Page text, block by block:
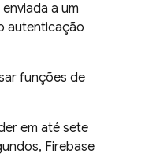
a um
autenticação
funções de
em até sete
Firebase